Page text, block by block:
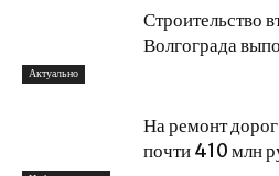
Актуально
Строительство
Волгограда
На ремонт
почти 410 млн